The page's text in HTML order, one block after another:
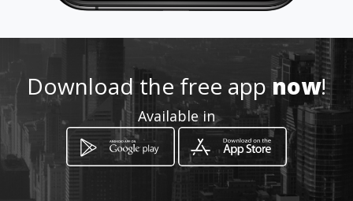
How to get
Km 3 Vía Zipaquirá Ubaté
Zipaquirá, Departamento de Cundinamarca
Download the free appnow!
Available in